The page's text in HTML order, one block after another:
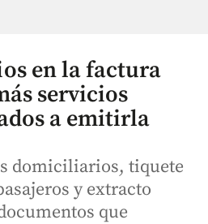
en la factura
servicios
a emitirla
domiciliarios, tiquete
y extracto
que